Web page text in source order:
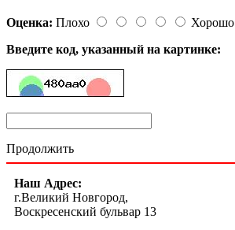
Оценка: Плохо
Хорошо
Введите код, указанный на картинке:
Продолжить
Наш Адрес:
г.Великий Новгород,
Воскресенский бульвар 13